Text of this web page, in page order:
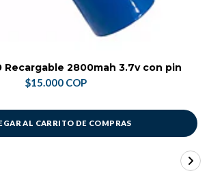
Recargable 2800mah 3.7v con pin
$15.000 COP
AL CARRITO DE COMPRAS